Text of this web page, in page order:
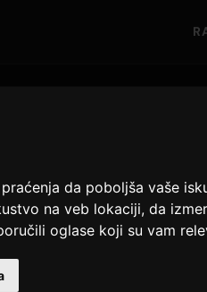
da poboljša vaše
na veb lokaciji,da
oglase koji su vam